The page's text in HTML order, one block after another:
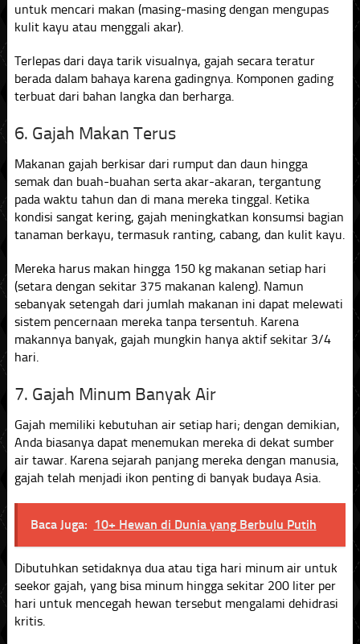
untuk mencari makan (masing-masing dengan mengupas
kulit kayu atau menggali akar).
Terlepas dari daya tarik visualnya, gajah secara teratur
berada dalam bahaya karena gadingnya. Komponen gading
terbuat dari bahan langka dan berharga.
6. Gajah Makan Terus
Makanan gajah berkisar dari rumput dan daun hingga
semak dan buah-buahan serta akar-akaran, tergantung
pada waktu tahun dan di mana mereka tinggal. Ketika
kondisi sangat kering, gajah meningkatkan konsumsi bagian
tanaman berkayu, termasuk ranting, cabang, dan kulit kayu.
Mereka harus makan hingga 150 kg makanan setiap hari
(setara dengan sekitar 375 makanan kaleng). Namun
sebanyak setengah dari jumlah makanan ini dapat melewati
sistem pencernaan mereka tanpa tersentuh. Karena
makannya banyak, gajah mungkin hanya aktif sekitar 3/4
hari.
7. Gajah Minum Banyak Air
Gajah memiliki kebutuhan air setiap hari; dengan demikian,
Anda biasanya dapat menemukan mereka di dekat sumber
air tawar. Karena sejarah panjang mereka dengan manusia,
gajah telah menjadi ikon penting di banyak budaya Asia.
Baca Juga: 10+ Hewan di Dunia yang Berbulu Putih
Dibutuhkan setidaknya dua atau tiga hari minum air untuk
seekor gajah, yang bisa minum hingga sekitar 200 liter per
hari untuk mencegah hewan tersebut mengalami dehidrasi
kritis.